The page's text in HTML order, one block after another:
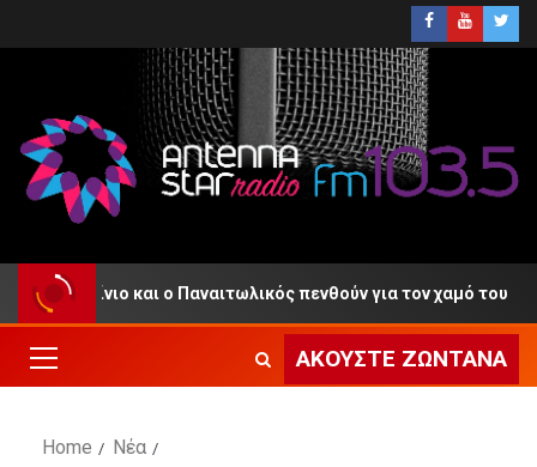
Αγρίνιο και ο Παναιτωλικός πενθούν για τον χαμό του
ΑΚΟΎΣΤΕ ΖΩΝΤΑΝΆ
Home
Νέα